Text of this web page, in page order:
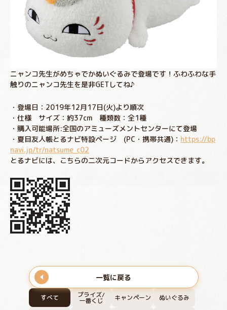
すべて プライズ/
一番くじ キャンペーン ぬいぐるみ
ニャンコ先生がめちゃでかぬいぐるみで登場です！ふわふわな手
触りのニャンコ先生を是非GETしてね♪
・登場日：2019年12月17日(火)より順次
・仕様 サイズ：約37cm 種類数：全1種
・購入可能場所:全国のアミューズメントセンターにて登場
・夏目友人帳とるナビ特設ページ (PC・携帯共通)： https://bp
navi.jp/tr/natsume_c02
とるナビには、こちらの二次元コードからアクセスできます。
一覧に戻る